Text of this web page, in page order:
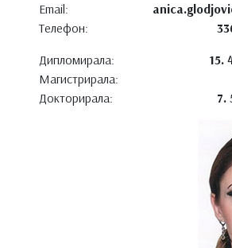
Email:
Телефон:
Дипломирала:
Магистрирала:
Докторирала:
15.
7.